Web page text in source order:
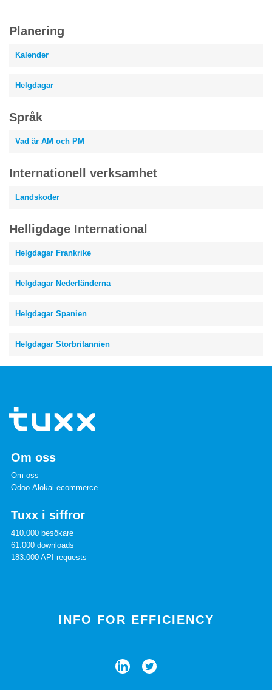
Planering
Kalender
Helgdagar
Språk
Vad är AM och PM
Internationell verksamhet
Landskoder
Helligdage International
Helgdagar Frankrike
Helgdagar Nederländerna
Helgdagar Spanien
Helgdagar Storbritannien
Om oss
Om oss
Odoo-Alokai ecommerce
Tuxx i siffror
410.000 besökare
61.000 downloads
183.000 API requests
INFO FOR EFFICIENCY